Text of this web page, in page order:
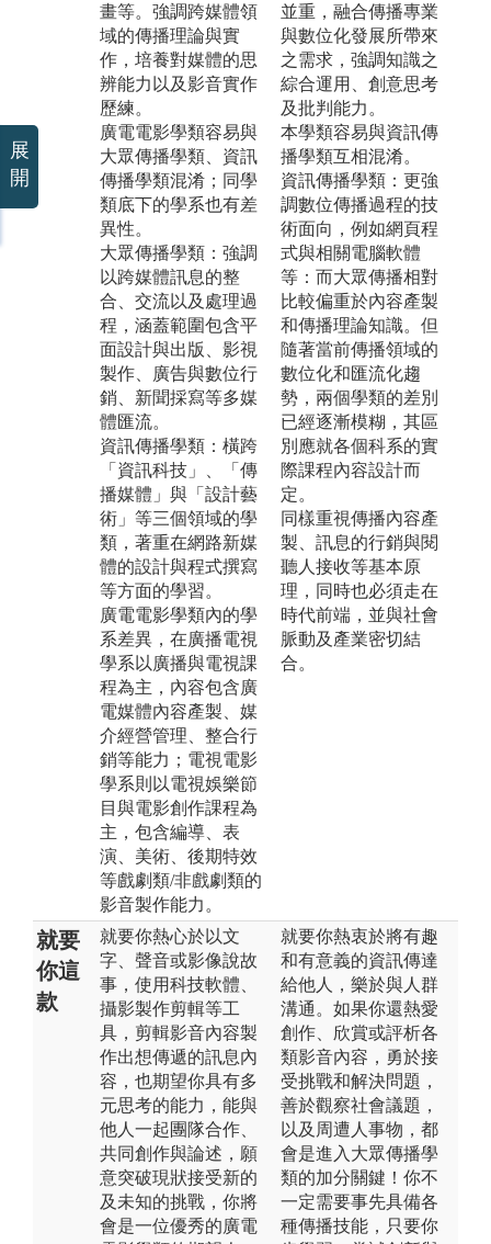
畫等。強調跨媒體領
域的傳播理論與實
作，培養對媒體的思
辨能力以及影音實作
歷練。
廣電電影學類容易與
大眾傳播學類、資訊
傳播學類混淆；同學
類底下的學系也有差
異性。
大眾傳播學類：強調
以跨媒體訊息的整
合、交流以及處理過
程，涵蓋範圍包含平
面設計與出版、影視
製作、廣告與數位行
銷、新聞採寫等多媒
體匯流。
資訊傳播學類：橫跨
「資訊科技」、「傳
播媒體」與「設計藝
術」等三個領域的學
類，著重在網路新媒
體的設計與程式撰寫
等方面的學習。
廣電電影學類內的學
系差異，在廣播電視
學系以廣播與電視課
程為主，內容包含廣
電媒體內容產製、媒
介經營管理、整合行
銷等能力；電視電影
學系則以電視娛樂節
目與電影創作課程為
主，包含編導、表
演、美術、後期特效
等戲劇類/非戲劇類的
影音製作能力。
並重，融合傳播專業
與數位化發展所帶來
之需求，強調知識之
綜合運用、創意思考
及批判能力。
本學類容易與資訊傳
播學類互相混淆。
資訊傳播學類：更強
調數位傳播過程的技
術面向，例如網頁程
式與相關電腦軟體
等：而大眾傳播相對
比較偏重於內容產製
和傳播理論知識。但
隨著當前傳播領域的
數位化和匯流化趨
勢，兩個學類的差別
已經逐漸模糊，其區
別應就各個科系的實
際課程內容設計而
定。
同樣重視傳播內容產
製、訊息的行銷與閱
聽人接收等基本原
理，同時也必須走在
時代前端，並與社會
脈動及產業密切結
合。
就要
你這
款
就要你熱心於以文
字、聲音或影像說故
事，使用科技軟體、
攝影製作剪輯等工
具，剪輯影音內容製
作出想傳遞的訊息內
容，也期望你具有多
元思考的能力，能與
他人一起團隊合作、
共同創作與論述，願
意突破現狀接受新的
及未知的挑戰，你將
會是一位優秀的廣電
就要你熱衷於將有趣
和有意義的資訊傳達
給他人，樂於與人群
溝通。如果你還熱愛
創作、欣賞或評析各
類影音內容，勇於接
受挑戰和解決問題，
善於觀察社會議題，
以及周遭人事物，都
會是進入大眾傳播學
類的加分關鍵！你不
一定需要事先具備各
種傳播技能，只要你
展
開